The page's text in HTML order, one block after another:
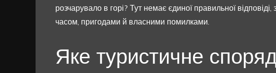
розчарувало в горі? Тут немає єдиної правильної
часом, пригодами й власними помилками.
Яке туристичне